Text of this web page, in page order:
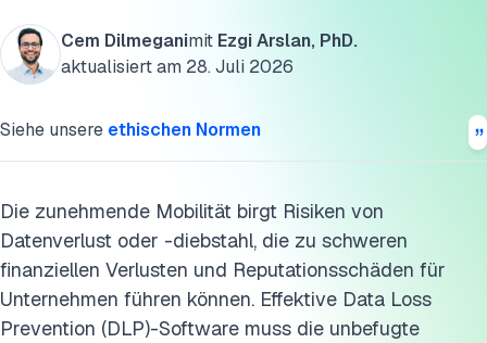
Cem Dilmeganimit Ezgi Arslan, PhD.
aktualisiert am 28. Juli 2026
Siehe unsere ethischen Normen
Die zunehmende Mobilität birgt Risiken von
Datenverlust oder -diebstahl, die zu schweren
finanziellen Verlusten und Reputationsschäden für
Unternehmen führen können. Effektive Data Loss
Prevention (DLP)-Software muss die unbefugte
Was sind die größten DLP-Herausforderungen und wie
können sie bewältigt werden?
HIPAA-Compliance und DLP
Diese Forschung zitieren